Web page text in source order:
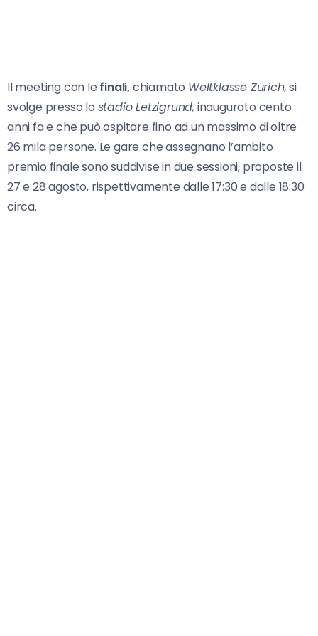
Il meeting con le finali,chiamato Weltklasse Zurich,si
svolge presso lo stadio Letzigrund, inaugurato cento
anni fa e che può ospitare fino ad un massimo di oltre
26 mila persone. Le gare che assegnano l’ambito
premio finale sono suddivise in due sessioni, proposte il
27 e 28 agosto, rispettivamente dalle 17:30 e dalle 18:30
circa.